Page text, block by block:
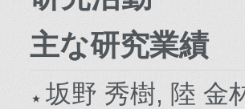
主な研究業績
坂野 秀樹, 陸 金